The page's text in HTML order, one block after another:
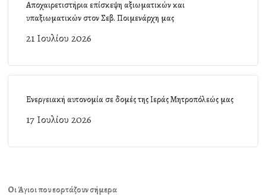
Αποχαιρετιστήρια επίσκεψη αξιωματικών και
υπαξιωματικών στον Σεβ. Ποιμενάρχη μας
21 Ιουλίου 2026
Ενεργειακή αυτονομία σε δομές της Ιεράς Μητροπόλεώς μας
17 Ιουλίου 2026
Οι Άγιοι που εορτάζουν σήμερα